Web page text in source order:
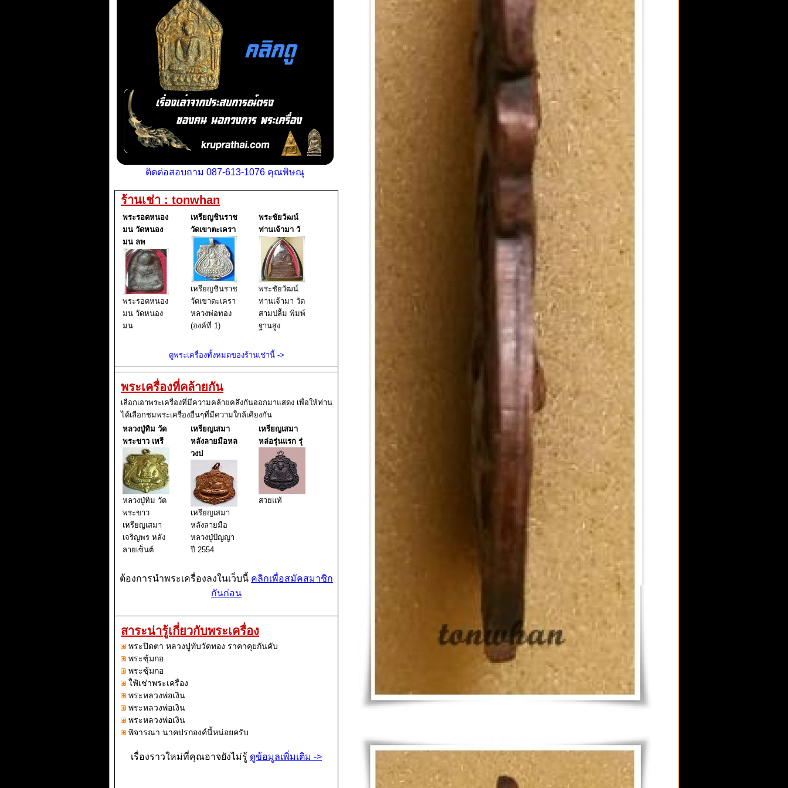
ติดต่อสอบถาม 087-613-1076 คุณพิษณุ
ร้านเช่า : tonwhan
พระรอดหนอง
มน วัดหนอง
มน ลพ
พระรอดหนอง
มน วัดหนอง
มน
เหรียญชินราช
วัดเขาตะเครา
เหรียญชินราช
วัดเขาตะเครา
หลวงพ่อทอง
(องค์ที่ 1)
พระชัยวัฒน์
ท่านเจ้ามา วั
พระชัยวัฒน์
ท่านเจ้ามา วัด
สามปลื้ม พิมพ์
ฐานสูง
ดูพระเครื่องทั้งหมดของร้านเช่านี้ ->
พระเครื่องที่คล้ายกัน
เลือกเอาพระเครื่องที่มีความคล้ายคลึงกันออกมาแสดง เพื่อให้ท่าน
ได้เลือกชมพระเครื่องอื่นๆที่มีความใกล้เคียงกัน
หลวงปู่ทิม วัด
พระขาว เหรี
หลวงปู่ทิม วัด
พระขาว
เหรียญเสมา
เจริญพร หลัง
ลายเซ็นต์
เหรียญเสมา
หลังลายมือหล
วงป
เหรียญเสมา
หลังลายมือ
หลวงปู่ปัญญา
ปี 2554
เหรียญเสมา
หล่อรุ่นแรก รุ่
สวยแท้
ต้องการนำพระเครื่องลงในเว็บนี้ คลิกเพื่อสมัคสมาชิก
กันก่อน
สาระน่ารู้เกี่ยวกับพระเครื่อง
พระปิดตา หลวงปู่ทับวัดทอง ราคาคุยกันคับ
พระซุ้มกอ
พระซุ้มกอ
ใฟ้เช่าพระเครื่อง
พระหลวงพ่อเงิน
พระหลวงพ่อเงิน
พระหลวงพ่อเงิน
พิจารณา นาคปรกองค์นี้หน่อยครับ
เรื่องราวใหม่ที่คุณอาจยังไม่รู้ ดูข้อมูลเพิ่มเติม ->